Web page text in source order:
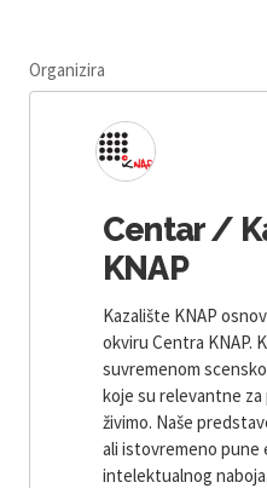
Organizira
Centar /
KNAP
Kazalište KNAP
okviru Centra KNAP.
suvremenom
koje su relevantne
živimo. Naše
ali istovremeno pune
intelektualnog